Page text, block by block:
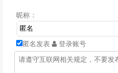
昵称：
匿名发表 登录账号